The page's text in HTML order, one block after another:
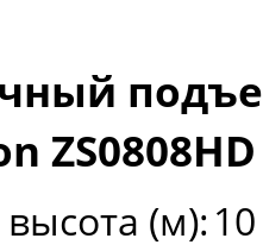
ZS0808HD
(м): 10